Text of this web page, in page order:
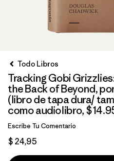
Todo Libros
Tracking Gobi
the Back of Beyond,
(libro de tapa dura/
como audiolibro,
Escribe Tu Comentario
$ 24,95